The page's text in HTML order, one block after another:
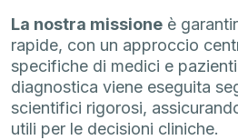
La nostra missione è
rapide, con un approccio
specifiche di medici e
diagnostica viene eseguita
scientifici rigorosi,
utili per le decisioni cliniche.